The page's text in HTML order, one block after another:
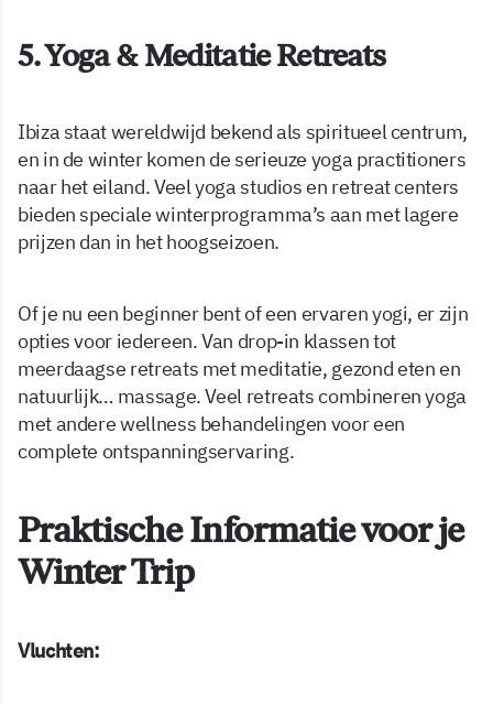
5. Yoga & Meditatie Retreats
Ibiza staat wereldwijd bekend als spiritueel centrum,
en in de winter komen de serieuze yoga practitioners
naar het eiland. Veel yoga studios en retreat centers
bieden speciale winterprogramma’s aan met lagere
prijzen dan in het hoogseizoen.
Of je nu een beginner bent of een ervaren yogi, er zijn
opties voor iedereen. Van drop-in klassen tot
meerdaagse retreats met meditatie, gezond eten en
natuurlijk… massage. Veel retreats combineren yoga
met andere wellness behandelingen voor een
complete ontspanningservaring.
Praktische Informatie voor je
Winter Trip
Vluchten: